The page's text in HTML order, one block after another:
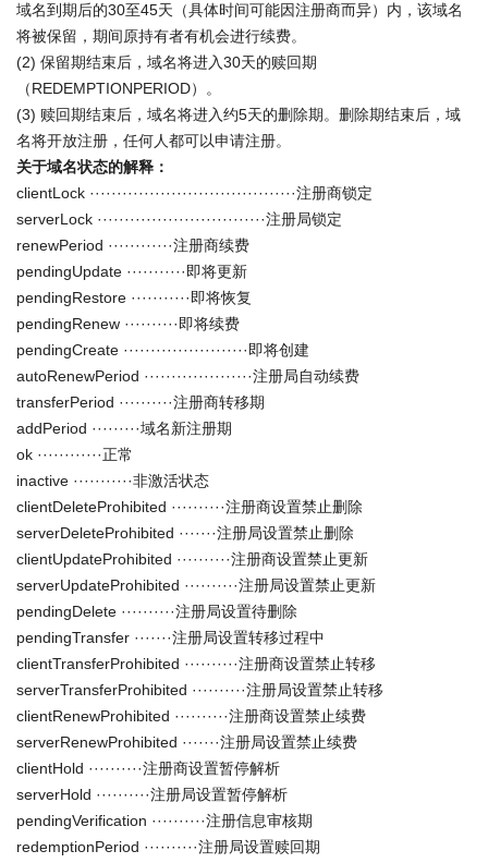
域名到期后的30至45天（具体时间可能因注册商而异）内，该域名
将被保留，期间原持有者有机会进行续费。
(2) 保留期结束后，域名将进入30天的赎回期
（REDEMPTIONPERIOD）。
(3) 赎回期结束后，域名将进入约5天的删除期。删除期结束后，域
名将开放注册，任何人都可以申请注册。
关于域名状态的解释：
clientLock ······································注册商锁定
serverLock ·······························注册局锁定
renewPeriod ············注册商续费
pendingUpdate ···········即将更新
pendingRestore ···········即将恢复
pendingRenew ··········即将续费
pendingCreate ·······················即将创建
autoRenewPeriod ····················注册局自动续费
transferPeriod ··········注册商转移期
addPeriod ·········域名新注册期
ok ············正常
inactive ···········非激活状态
clientDeleteProhibited ··········注册商设置禁止删除
serverDeleteProhibited ·······注册局设置禁止删除
clientUpdateProhibited ··········注册商设置禁止更新
serverUpdateProhibited ··········注册局设置禁止更新
pendingDelete ··········注册局设置待删除
pendingTransfer ·······注册局设置转移过程中
clientTransferProhibited ··········注册商设置禁止转移
serverTransferProhibited ··········注册局设置禁止转移
clientRenewProhibited ··········注册商设置禁止续费
serverRenewProhibited ·······注册局设置禁止续费
clientHold ··········注册商设置暂停解析
serverHold ··········注册局设置暂停解析
pendingVerification ··········注册信息审核期
redemptionPeriod ··········注册局设置赎回期